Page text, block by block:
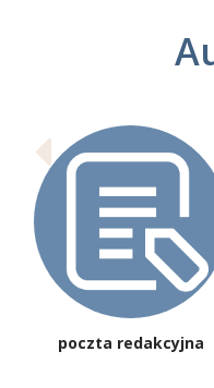
poczta redakcyjna